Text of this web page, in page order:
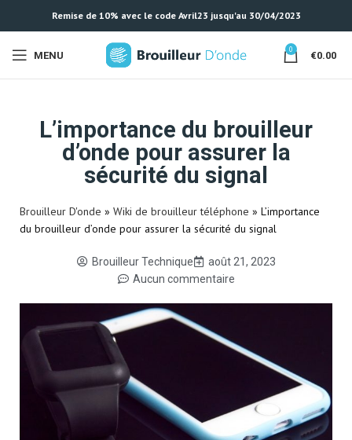
Remise de 10% avec le code Avril23 jusqu'au 30/04/2023
MENU 0 €0.00
L’importance du brouilleur
d’onde pour assurer la
sécurité du signal
Brouilleur D'onde » Wiki de brouilleur téléphone » L’importance
du brouilleur d’onde pour assurer la sécurité du signal
Brouilleur Technique
août 21, 2023
Aucun commentaire